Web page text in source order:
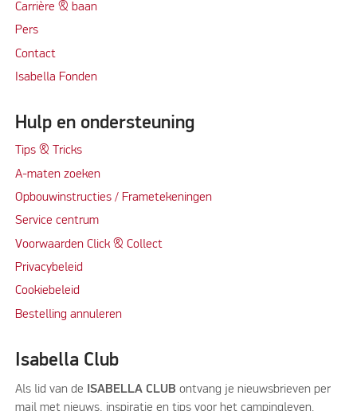
Carrière & baan
Pers
Contact
Isabella Fonden
Hulp en ondersteuning
Tips & Tricks
A-maten zoeken
Opbouwinstructies / Frametekeningen
Service centrum
Voorwaarden Click & Collect
Privacybeleid
Cookiebeleid
Bestelling annuleren
Isabella Club
Als lid van de ISABELLA CLUB ontvang je nieuwsbrieven per
mail met nieuws, inspiratie en tips voor het campingleven.